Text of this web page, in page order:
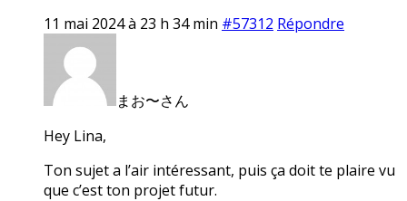
11 mai 2024 à 23 h 34 min #57312 Répondre
まお〜さん
Hey Lina,
Ton sujet a l’air intéressant, puis ça doit te plaire vu
que c’est ton projet futur.